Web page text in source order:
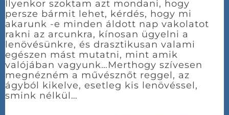
Ilyenkor szoktam azt mondani, hogy
persze bármit lehet, kérdés, hogy mi
akarunk -e minden áldott nap vakolatot
rakni az arcunkra, kínosan ügyelni a
lenövésünkre, és drasztikusan valami
egészen mást mutatni, mint amik
valójában vagyunk…Merthogy szívesen
megnézném a művésznőt reggel, az
ágyból kikelve, esetleg kis lenövéssel,
smink nélkül…